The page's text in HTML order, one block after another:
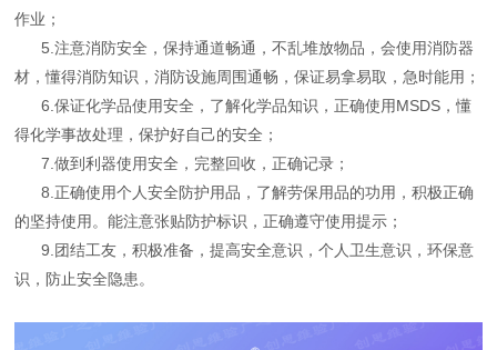
作业；
5.注意消防安全，保持通道畅通，不乱堆放物品，会使用消防器
材，懂得消防知识，消防设施周围通畅，保证易拿易取，急时能用；
6.保证化学品使用安全，了解化学品知识，正确使用MSDS，懂
得化学事故处理，保护好自己的安全；
7.做到利器使用安全，完整回收，正确记录；
8.正确使用个人安全防护用品，了解劳保用品的功用，积极正确
的坚持使用。能注意张贴防护标识，正确遵守使用提示；
9.团结工友，积极准备，提高安全意识，个人卫生意识，环保意
识，防止安全隐患。